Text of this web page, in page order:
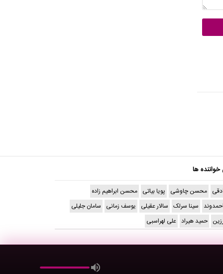
خواننده ها
محسن چاوشی پویا بیاتی محسن ابراهیم زاده
سینا سرلک سالار عقیلی یوسف زمانی سامان جلیلی
حمید هیراد علی لهراسبی